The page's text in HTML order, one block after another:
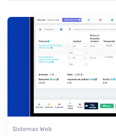
Sistemas Web